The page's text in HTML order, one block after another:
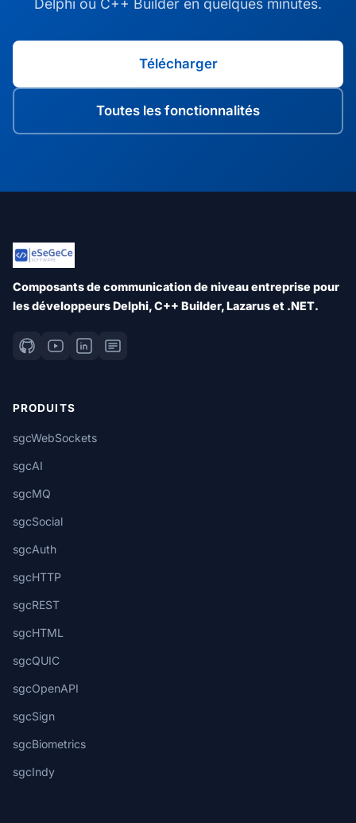
Télécharger
Toutes les fonctionnalités
Composants de communication de niveau entreprise pour
les développeurs Delphi, C++ Builder, Lazarus et .NET.
PRODUITS
sgcWebSockets
sgcAI
sgcMQ
sgcSocial
sgcAuth
sgcHTTP
sgcREST
sgcHTML
sgcQUIC
sgcOpenAPI
sgcSign
sgcBiometrics
sgcIndy